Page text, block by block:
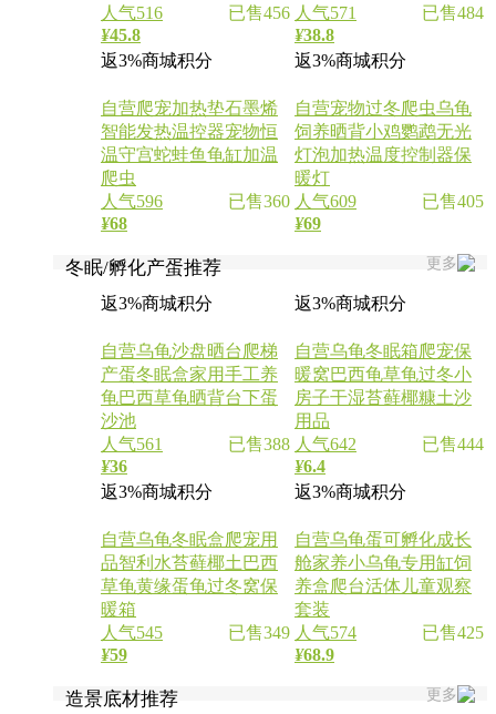
已售456
人气516
¥45.8
已售484
人气571
¥38.8
返3%商城积分
返3%商城积分
自营爬宠加热垫石墨烯
智能发热温控器宠物恒
温守宫蛇蛙鱼龟缸加温
爬虫
已售360
人气596
¥68
自营宠物过冬爬虫乌龟
饲养晒背小鸡鹦鹉无光
灯泡加热温度控制器保
暖灯
已售405
人气609
¥69
更多
冬眠/孵化产蛋推荐
返3%商城积分 返3%商城积分
自营乌龟沙盘晒台爬梯
产蛋冬眠盒家用手工养
龟巴西草龟晒背台下蛋
沙池
已售388
人气561
¥36
自营乌龟冬眠箱爬宠保
暖窝巴西龟草龟过冬小
房子干湿苔藓椰糠土沙
用品
已售444
人气642
¥6.4
返3%商城积分
返3%商城积分
自营乌龟冬眠盒爬宠用
品智利水苔藓椰土巴西
草龟黄缘蛋龟过冬窝保
暖箱
已售349
人气545
¥59
自营乌龟蛋可孵化成长
舱家养小乌龟专用缸饲
养盒爬台活体儿童观察
套装
已售425
人气574
¥68.9
更多
造景底材推荐